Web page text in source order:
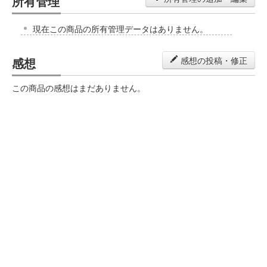
現在この商品の所有管理データはありません。
感想 感想の投稿・修正
この商品の感想はまだありません。